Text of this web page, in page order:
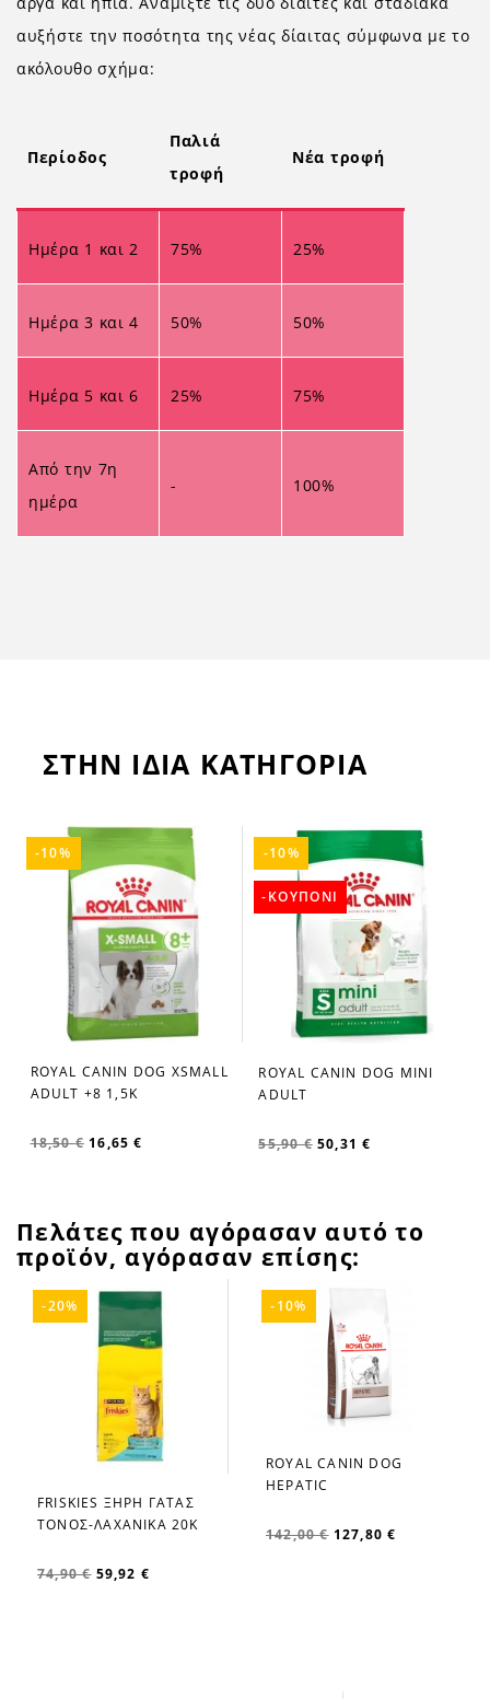
αυξήστε την ποσότητα της νέας δίαιτας σύμφωνα με το
ακόλουθο σχήμα:
Περίοδος
Παλιά
τροφή
Νέα τροφή
Ημέρα 1 και 2 75% 25%
Ημέρα 3 και 4 50% 50%
Ημέρα 5 και 6 25% 75%
Από την 7η
ημέρα
- 100%
ΣΤΗΝ ΙΔΙΑ ΚΑΤΗΓΟΡΙΑ
favorite_border
ROYAL CANIN DOG XSMALL
ADULT +8 1,5K
18,50 € 16,65 €
-10%
favorite_border
ROYAL CANIN DOG MINI
ADULT
55,90 € 50,31 €
-10%
-ΚΟΥΠΟΝΙ
Πελάτες που αγόρασαν αυτό το
προϊόν, αγόρασαν επίσης:
favorite_border
FRISKIES ΞΗΡΗ ΓΑΤΑΣ
ΤΟΝΟΣ-ΛΑΧΑΝΙΚΑ 20Κ
74,90 € 59,92 €
-20%
favorite_border
ROYAL CANIN DOG
HEPATIC
142,00 € 127,80 €
-10%